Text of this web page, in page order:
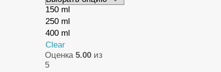
150 ml
250 ml
400 ml
Clear
Оценка5.00 из
5